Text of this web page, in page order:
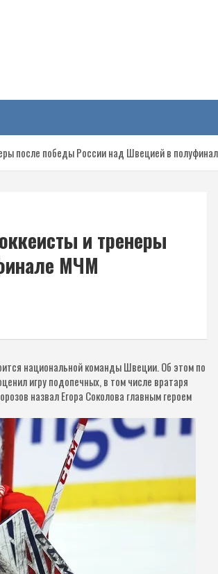
после победы России над Швецией в
и тренеры
МЧМ
национальной команды Швеции. Об этом по
игру подопечных, в том числе вратаря
назвал Егора Соколова главным героем